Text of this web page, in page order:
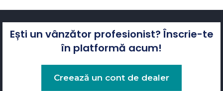
Ești un vânzător profesionist? Înscrie-te
în platformă acum!
Creează un cont de dealer